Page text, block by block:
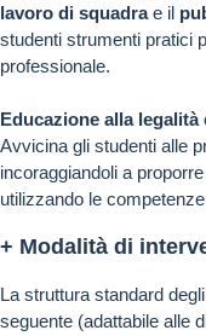
lavoro di squadrae il
studenti strumenti pratici
professionale.
Educazione alla
Avvicina gli studenti alle
incoraggiandoli a
utilizzando le
+ Modalità di
La struttura standard
seguente (adattabile alle